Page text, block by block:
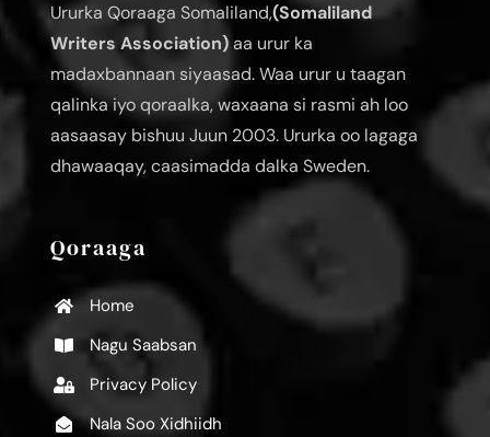
Ururka Qoraaga Somaliland,(Somaliland
Writers Association)aa urur ka
madaxbannaan siyaasad. Waa urur u taagan
qalinka iyo qoraalka, waxaana si rasmi ah loo
aasaasay bishuu Juun 2003. Ururka oo lagaga
dhawaaqay, caasimadda dalka Sweden.
Qoraaga
Home
Nagu Saabsan
Privacy Policy
Nala Soo Xidhiidh